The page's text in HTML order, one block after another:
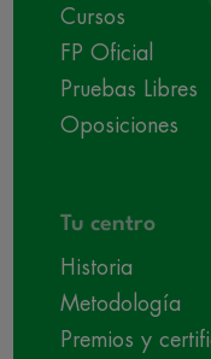
Cursos
FP Oficial
Pruebas Libres
Oposiciones
Tu centro
Historia
Metodología
Premios y